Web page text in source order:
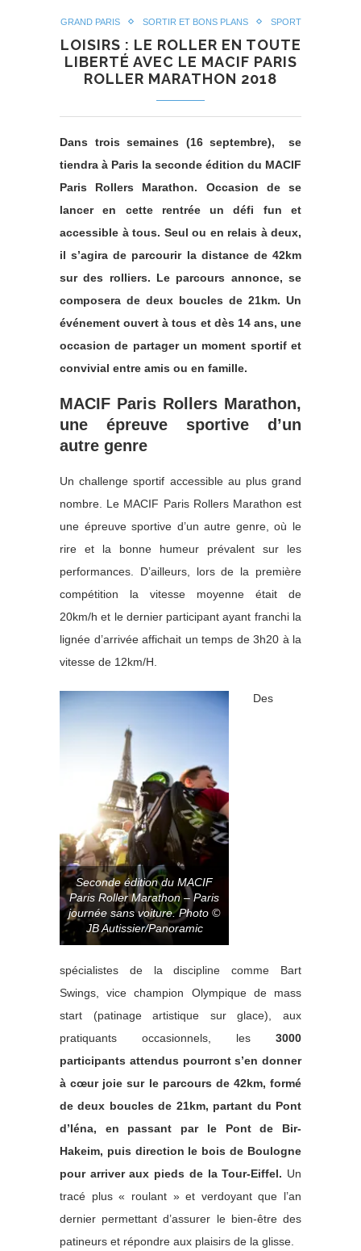
GRAND PARIS SORTIR ET BONS PLANS SPORT
LOISIRS : LE ROLLER EN TOUTE
LIBERTÉ AVEC LE MACIF PARIS
ROLLER MARATHON 2018
Dans trois semaines (16 septembre), se
tiendra à Paris la seconde édition du MACIF
Paris Rollers Marathon. Occasion de se
lancer en cette rentrée un défi fun et
accessible à tous. Seul ou en relais à deux,
il s’agira de parcourir la distance de 42km
sur des rolliers. Le parcours annonce, se
composera de deux boucles de 21km. Un
événement ouvert à tous et dès 14 ans, une
occasion de partager un moment sportif et
convivial entre amis ou en famille.
MACIF Paris Rollers Marathon,
une épreuve sportive d’un
autre genre
Un challenge sportif accessible au plus grand
nombre. Le MACIF Paris Rollers Marathon est
une épreuve sportive d’un autre genre, où le
rire et la bonne humeur prévalent sur les
performances. D’ailleurs, lors de la première
compétition la vitesse moyenne était de
20km/h et le dernier participant ayant franchi la
lignée d’arrivée affichait un temps de 3h20 à la
vitesse de 12km/H.
Seconde édition du MACIF
Paris Roller Marathon – Paris
journée sans voiture. Photo ©
JB Autissier/Panoramic
Des
spécialistes de la discipline comme Bart
Swings, vice champion Olympique de mass
start (patinage artistique sur glace), aux
pratiquants occasionnels, les 3000
participants attendus pourront s’en donner
à cœur joie sur le parcours de 42km, formé
de deux boucles de 21km, partant du Pont
d’Iéna, en passant par le Pont de Bir-
Hakeim, puis direction le bois de Boulogne
pour arriver aux pieds de la Tour-Eiffel. Un
tracé plus « roulant » et verdoyant que l’an
dernier permettant d’assurer le bien-être des
patineurs et répondre aux plaisirs de la glisse.